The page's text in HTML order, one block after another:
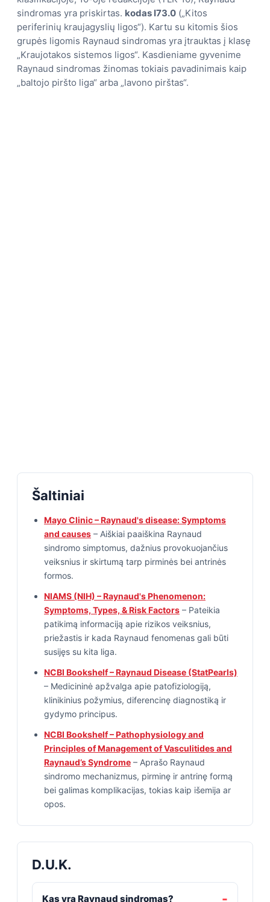
sindromas yra priskirtas. kodas I73.0 („Kitos
periferinių kraujagyslių ligos“). Kartu su kitomis šios
grupės ligomis Raynaud sindromas yra įtrauktas į klasę
„Kraujotakos sistemos ligos“. Kasdieniame gyvenime
Raynaud sindromas žinomas tokiais pavadinimais kaip
„baltojo piršto liga“ arba „lavono pirštas“.
Šaltiniai
Mayo Clinic – Raynaud's disease: Symptoms
and causes – Aiškiai paaiškina Raynaud
sindromo simptomus, dažnius provokuojančius
veiksnius ir skirtumą tarp pirminės bei antrinės
formos.
NIAMS (NIH) – Raynaud's Phenomenon:
Symptoms, Types, & Risk Factors – Pateikia
patikimą informaciją apie rizikos veiksnius,
priežastis ir kada Raynaud fenomenas gali būti
susijęs su kita liga.
NCBI Bookshelf – Raynaud Disease (StatPearls)
– Medicininė apžvalga apie patofiziologiją,
klinikinius požymius, diferencinę diagnostiką ir
gydymo principus.
NCBI Bookshelf – Pathophysiology and
Principles of Management of Vasculitides and
Raynaud’s Syndrome – Aprašo Raynaud
sindromo mechanizmus, pirminę ir antrinę formą
bei galimas komplikacijas, tokias kaip išemija ar
opos.
D.U.K.
Kas yra Raynaud sindromas?